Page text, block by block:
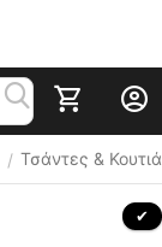
/ Τσάντες & Κουτιά
✔